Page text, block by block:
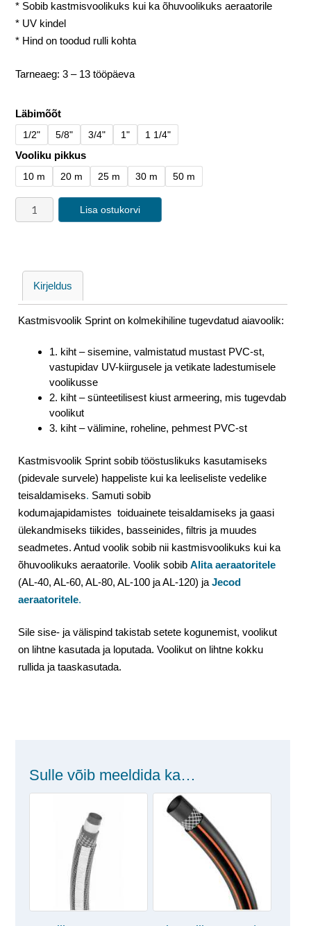
* Sobib kastmisvoolikuks kui ka õhuvoolikuks aeraatorile
* UV kindel
* Hind on toodud rulli kohta
Tarneaeg: 3 – 13 tööpäeva
Läbimõõt
1/2" 5/8" 3/4" 1" 1 1/4"
Vooliku pikkus
10 m 20 m 25 m 30 m 50 m
Lisa ostukorvi
Kirjeldus
Kastmisvoolik Sprint on kolmekihiline tugevdatud aiavoolik:
1. kiht – sisemine, valmistatud mustast PVC-st,
vastupidav UV-kiirgusele ja vetikate ladestumisele
voolikusse
2. kiht – sünteetilisest kiust armeering, mis tugevdab
voolikut
3. kiht – välimine, roheline, pehmest PVC-st
Kastmisvoolik Sprint sobib tööstuslikuks kasutamiseks
(pidevale survele) happeliste kui ka leeliseliste vedelike
teisaldamiseks. Samuti sobib
kodumajapidamistes toiduainete teisaldamiseks ja gaasi
ülekandmiseks tiikides, basseinides, filtris ja muudes
seadmetes. Antud voolik sobib nii kastmisvoolikuks kui ka
õhuvoolikuks aeraatorile. Voolik sobib Alita aeraatoritele
(AL-40, AL-60, AL-80, AL-100 ja AL-120) ja Jecod
aeraatoritele.
Sile sise- ja välispind takistab setete kogunemist, voolikut
on lihtne kasutada ja loputada. Voolikut on lihtne kokku
rullida ja taaskasutada.
Sulle võib meeldida ka…